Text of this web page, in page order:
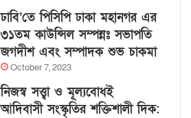
ঢাবি’তে পিসিপি ঢাকা মহানগর এর
৩১তম কাউন্সিল সম্পন্নঃ সভাপতি
জগদীশ এবং সম্পাদক শুভ চাকমা
October 7, 2023
নিজস্ব সত্ত্বা ও মূল্যবোধই
আদিবাসী সংস্কৃতির শক্তিশালী দিক: